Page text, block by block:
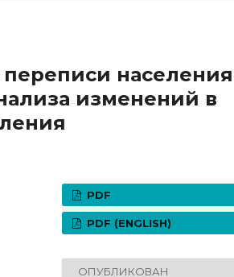
переписи населения
изменений в
PDF
PDF (ENGLISH)
ОПУБЛИКОВАН